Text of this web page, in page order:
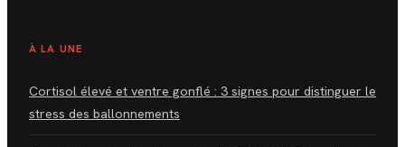
À LA UNE
Cortisol élevé et ventre gonflé : 3 signes pour distinguer le
stress des ballonnements